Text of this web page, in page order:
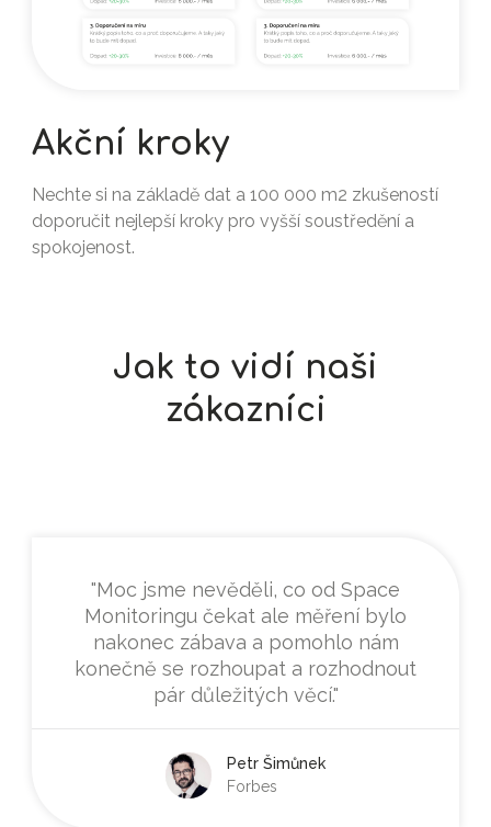
Akční kroky
Nechte si na základě dat a 100 000 m2 zkušeností
doporučit nejlepší kroky pro vyšší soustředění a
spokojenost.
Jak to vidí naši
zákazníci
"Moc jsme nevěděli, co od Space
Monitoringu čekat ale měření bylo
nakonec zábava a pomohlo nám
konečně se rozhoupat a rozhodnout
pár důležitých věcí."
Petr Šimůnek
Forbes